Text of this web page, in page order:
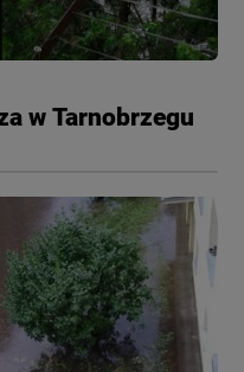
w Tarnobrzegu